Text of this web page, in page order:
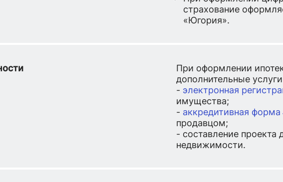
страхование
«Югория».
При оформлении
дополнительные
- электронная
имущества;
- аккредитивная форма
продавцом;
- составление
недвижимости.